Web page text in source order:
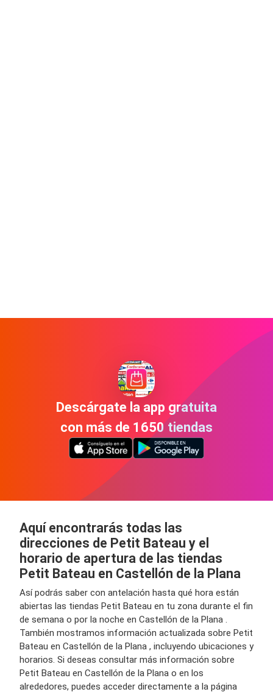
Descárgate la app gratuita
con más de 1650 tiendas
Aquí encontrarás todas las
direcciones de Petit Bateau y el
horario de apertura de las tiendas
Petit Bateau en Castellón de la Plana
Así podrás saber con antelación hasta qué hora están
abiertas las tiendas Petit Bateau en tu zona durante el fin
de semana o por la noche en Castellón de la Plana .
También mostramos información actualizada sobre Petit
Bateau en Castellón de la Plana , incluyendo ubicaciones y
horarios. Si deseas consultar más información sobre
Petit Bateau en Castellón de la Plana o en los
alrededores, puedes acceder directamente a la página